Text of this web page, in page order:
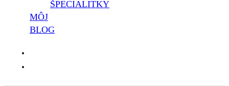
ŠPECIALITKY
MÔJ
BLOG